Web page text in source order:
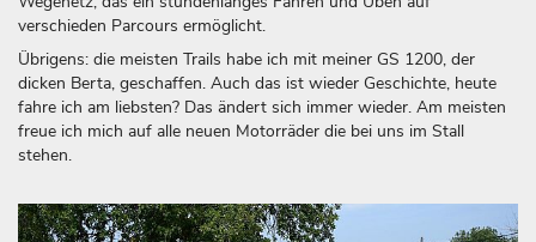
verschieden Parcours ermöglicht.
Übrigens: die meisten Trails habe ich mit meiner GS 1200, der
dicken Berta, geschaffen. Auch das ist wieder Geschichte, heute
fahre ich am liebsten? Das ändert sich immer wieder. Am meisten
freue ich mich auf alle neuen Motorräder die bei uns im Stall
stehen.